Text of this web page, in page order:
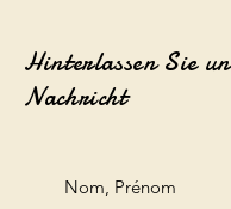
Hinterlassen Sie
Nachricht